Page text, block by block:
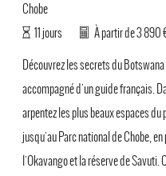
Chobe
11 jours
À partir de 3 890
Découvrez les secrets du
accompagné d'un guide français.
arpentez les plus beaux espaces
jusqu'au Parc national de Chobe,
l'Okavango et la réserve de Savuti.